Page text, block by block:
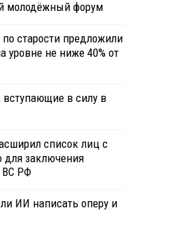
молодёжный форум
старости предложили
уровне не ниже 40% от
в силу в
список лиц с
заключения
ВС РФ
ИИ написать оперу и